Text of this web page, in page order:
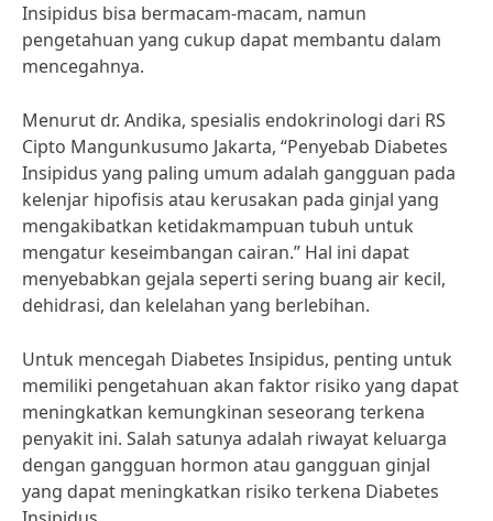
Insipidus bisa bermacam-macam, namun
pengetahuan yang cukup dapat membantu dalam
mencegahnya.
Menurut dr. Andika, spesialis endokrinologi dari RS
Cipto Mangunkusumo Jakarta, “Penyebab Diabetes
Insipidus yang paling umum adalah gangguan pada
kelenjar hipofisis atau kerusakan pada ginjal yang
mengakibatkan ketidakmampuan tubuh untuk
mengatur keseimbangan cairan.” Hal ini dapat
menyebabkan gejala seperti sering buang air kecil,
dehidrasi, dan kelelahan yang berlebihan.
Untuk mencegah Diabetes Insipidus, penting untuk
memiliki pengetahuan akan faktor risiko yang dapat
meningkatkan kemungkinan seseorang terkena
penyakit ini. Salah satunya adalah riwayat keluarga
dengan gangguan hormon atau gangguan ginjal
yang dapat meningkatkan risiko terkena Diabetes